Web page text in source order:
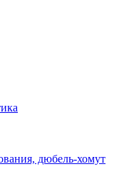
дюбель-хомут